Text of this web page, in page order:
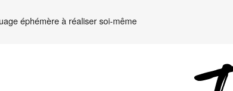
éphémère à réaliser soi-même